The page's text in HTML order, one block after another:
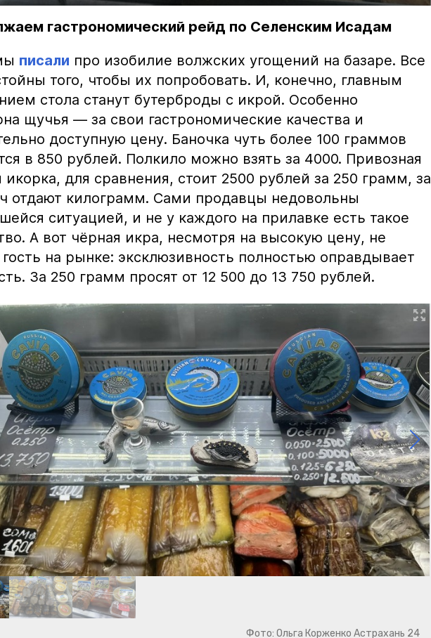
гастрономический рейд по Селенским Исадам
писали про изобилие волжских угощений на базаре. Все
того, чтобы их попробовать. И, конечно, главным
стола станут бутерброды с икрой. Особенно
щучья — за свои гастрономические качества и
доступную цену. Баночка чуть более 100 граммов
в 850 рублей. Полкило можно взять за 4000. Привозная
икорка, для сравнения, стоит 2500 рублей за 250 грамм, за
отдают килограмм. Сами продавцы недовольны
ситуацией, и не у каждого на прилавке есть такое
А вот чёрная икра, несмотря на высокую цену, не
на рынке: эксклюзивность полностью оправдывает
За 250 грамм просят от 12 500 до 13 750 рублей.
Фото: Ольга Корженко Астрахань 24